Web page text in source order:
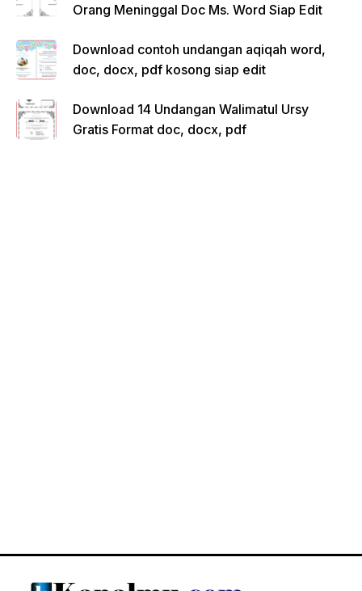
Orang Meninggal Doc Ms. Word Siap Edit
Download contoh undangan aqiqah word,
doc, docx, pdf kosong siap edit
Download 14 Undangan Walimatul Ursy
Gratis Format doc, docx, pdf